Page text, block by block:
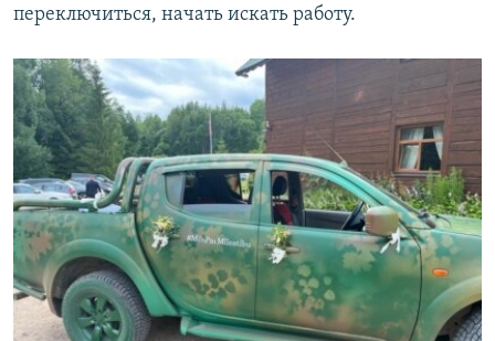
переключиться, начать искать работу.